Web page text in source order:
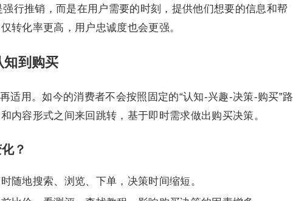
行推销，而是在用户需要的时刻，提供他们想要的信息和帮
转化率更高，用户忠诚度也会更强。
知到购买
适用。如今的消费者不会按照固定的“认知-兴趣-决策-购买”路
内容形式之间来回跳转，基于即时需求做出购买决策。
？
地搜索、浏览、下单，决策时间缩短。